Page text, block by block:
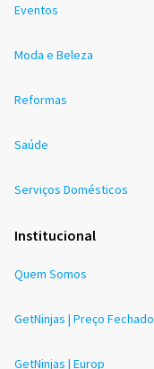
Eventos
Moda e Beleza
Reformas
Saúde
Serviços Domésticos
Institucional
Quem Somos
GetNinjas | Preço Fechado
GetNinjas | Europ